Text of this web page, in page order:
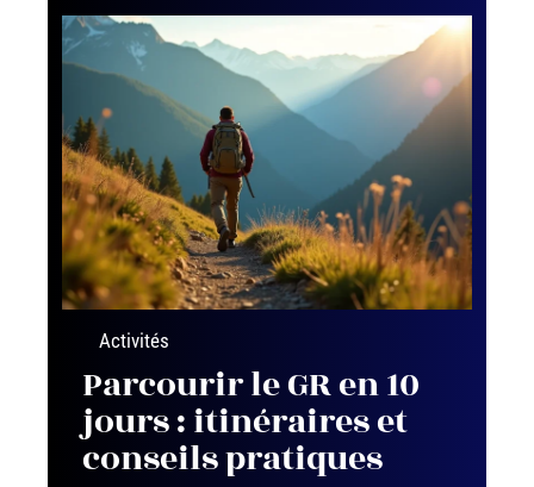
Activités
Parcourir le GR en 10
jours : itinéraires et
conseils pratiques